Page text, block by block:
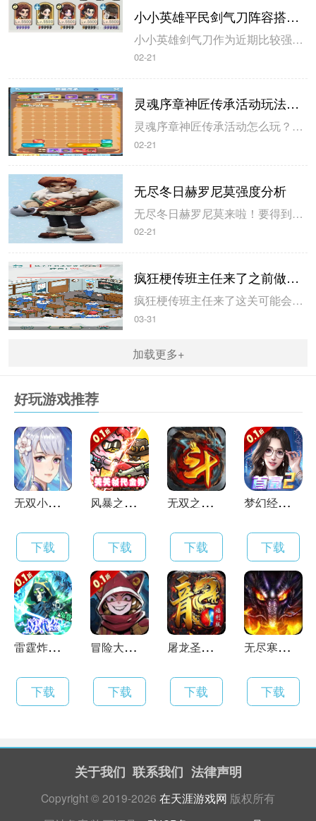
小小英雄平民剑气刀阵容搭配推荐
小小英雄剑气刀作为近期比较强势的阵容，很多平民都对其称赞不绝。那本期呢，小妖就给大侠们解读一下该阵容，包括阵容思路+测试反馈！感兴趣的玩家快来一起看看吧！小小英雄平民剑气刀阵容搭配推荐1、阵容：前期：刀主+百灵儿+绝世剑尊+凌云志+大耳+水月圣女后期：刀主（8号位）+石头（2号位）+凌云志（1号位）...
02-21
灵魂序章神匠传承活动玩法攻略
灵魂序章神匠传承活动怎么玩？灵魂序章神匠传承活动上线后很多小伙伴不知道怎么玩，今天小编就为大家详细解析这个小游戏的玩法规则，希望对大家有所帮助，废话不多说赶紧往下看吧！灵魂序章神匠传承活动玩法攻略1、每局神匠传承开始后，系统会在熔炉区域的底部生成2行形状、颜色各异的金属方块，方块可左右拖动，松开手指...
02-21
无尽冬日赫罗尼莫强度分析
无尽冬日赫罗尼莫来啦！要得到尼莫，你可以这么做：直接买统帅礼包，适合统帅7到统帅12的玩家；参加最强领主活动，尤其是前三期。下面小编就为大家带来无尽冬日赫罗尼莫的强度评测，感兴趣的玩家千万别错过哦！无尽冬日赫罗尼莫强度分析1、说说尼莫的好处：尼莫超厉害，能一直用到第四代开启，那时候大概开服190天了...
02-21
疯狂梗传班主任来了之前做好准备攻略
疯狂梗传班主任来了这关可能会勾起大家的回忆，毕竟谁没躲过班主任呢？下面小编就为大家分享疯狂梗传班主任来了之前需要做好的准备一览，感兴趣的玩家快来一起看看吧！疯狂梗传班主任来了之前做好准备攻略1、将黄色的书拖动给和同学说话的人2、将蓝色的书拖动给头上套着桶的人3、向下拖动右下角被抄的作业藏起来4、向下...
03-31
加载更多+
好玩游戏推荐
无
双小师妹（0.1折送万元代充）
下载
风
暴之眼（0.1折喵喵开炮）
下载
无
双之刃（斗帝沉默莲心变）
下载
梦
幻经理人（0.1折谁是首富2删测）
下载
雷
霆炸翻天（0.1折删档测试）
下载
冒
险大陆online（0.1折）
下载
屠
龙圣域（封神福利版）
下载
无
尽寒冬（天蛇新春送礼）
下载
关于我们 联系我们 法律声明
Copyright © 2019-2026 在天涯游戏网 版权所有